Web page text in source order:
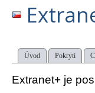
Úvod Pokrytí
Extranet+ je